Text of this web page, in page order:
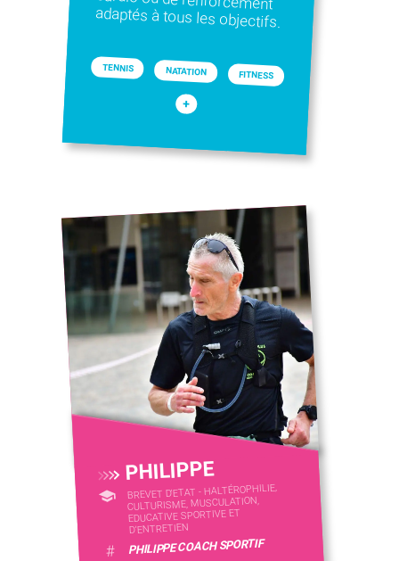
adaptés à tous les objectifs.
TENNIS NATATION FITNESS
+
PHILIPPE
BREVET D'ETAT - HALTÉROPHILIE,
CULTURISME, MUSCULATION,
EDUCATIVE SPORTIVE ET
D’ENTRETIEN
# PHILIPPE COACH SPORTIF